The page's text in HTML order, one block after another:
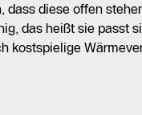
dass diese offen
das heißt sie passt
kostspielige